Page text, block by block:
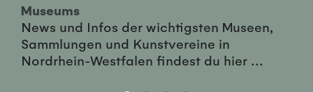
Museums
News und Infos der wichtigsten Museen,
Sammlungen und Kunstvereine in
Nordrhein-Westfalen findest du hier ...